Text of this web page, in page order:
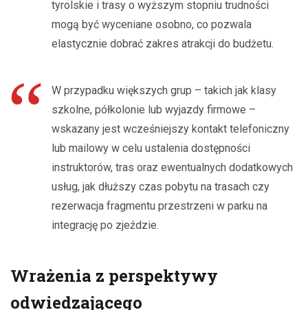
tyrolskie i trasy o wyższym stopniu trudności
mogą być wyceniane osobno, co pozwala
elastycznie dobrać zakres atrakcji do budżetu.
W przypadku większych grup – takich jak klasy
szkolne, półkolonie lub wyjazdy firmowe –
wskazany jest wcześniejszy kontakt telefoniczny
lub mailowy w celu ustalenia dostępności
instruktorów, tras oraz ewentualnych dodatkowych
usług, jak dłuższy czas pobytu na trasach czy
rezerwacja fragmentu przestrzeni w parku na
integrację po zjeździe.
Wrażenia z perspektywy
odwiedzającego